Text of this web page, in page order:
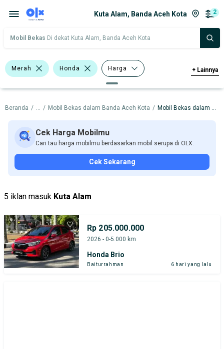
Kuta Alam, Banda Aceh Kota 2
Mobil Bekas Di dekat Kuta Alam, Banda Aceh Kota
Merah Honda Harga
Merek Dan Model Tahun
Tipe Bodi Tipe Membership
+ Lainnya
Beranda / ... / Mobil Bekas dalam Banda Aceh Kota / Mobil Bekas dalam Kuta Alam
Cek Harga Mobilmu
Cari tau harga mobilmu berdasarkan mobil serupa di OLX.
Cek Sekarang
5 iklan masuk Kuta Alam
Rp 205.000.000
2026 - 0-5.000 km
Honda Brio
Baiturrahman 6 hari yang lalu